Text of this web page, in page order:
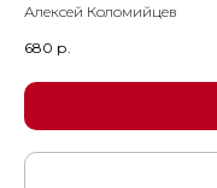
Алексей Коломийцев
680 р.